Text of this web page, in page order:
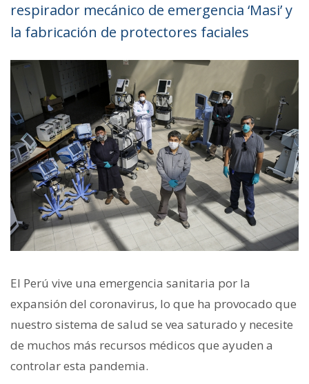
respirador mecánico de emergencia ‘Masi’ y
la fabricación de protectores faciales
El Perú vive una emergencia sanitaria por la
expansión del coronavirus, lo que ha provocado que
nuestro sistema de salud se vea saturado y necesite
de muchos más recursos médicos que ayuden a
controlar esta pandemia.